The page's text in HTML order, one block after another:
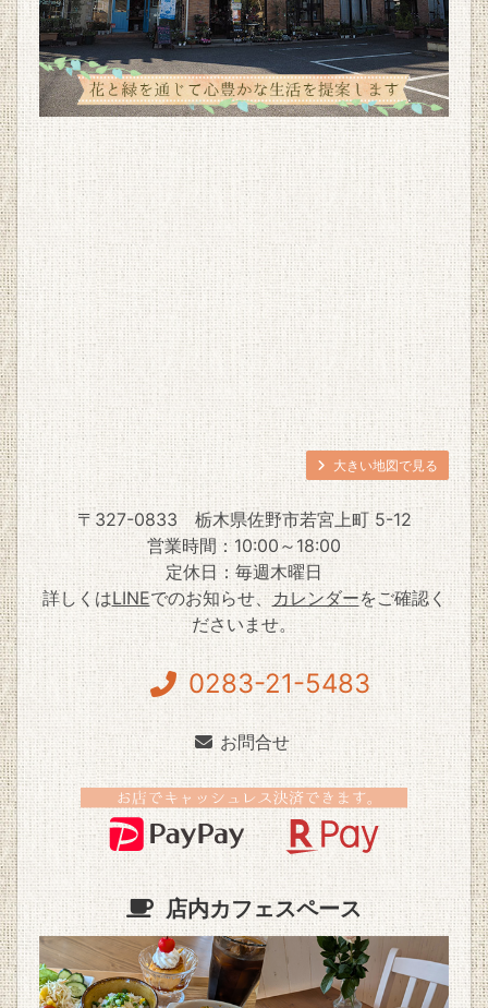
大きい地図で見る
〒327-0833
栃木県佐野市若宮上町 5-12
営業時間：10:00～18:00
定休日：毎週木曜日
詳しくはLINEでのお知らせ、カレンダーをご確認く
ださいませ。
0283-21-5483
お問合せ
店内カフェスペース